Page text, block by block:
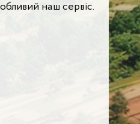
наш сервіс.